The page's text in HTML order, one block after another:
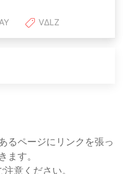
VΔLZ
るページにリンクを張っ
ます。
意ください。